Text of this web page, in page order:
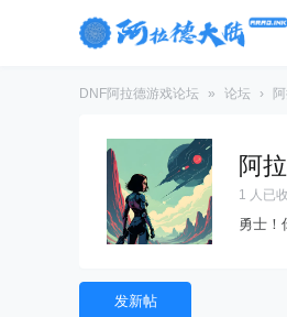
DNF阿拉德游戏论坛 » 论坛 ›
阿
1 人已
勇士！
发新帖